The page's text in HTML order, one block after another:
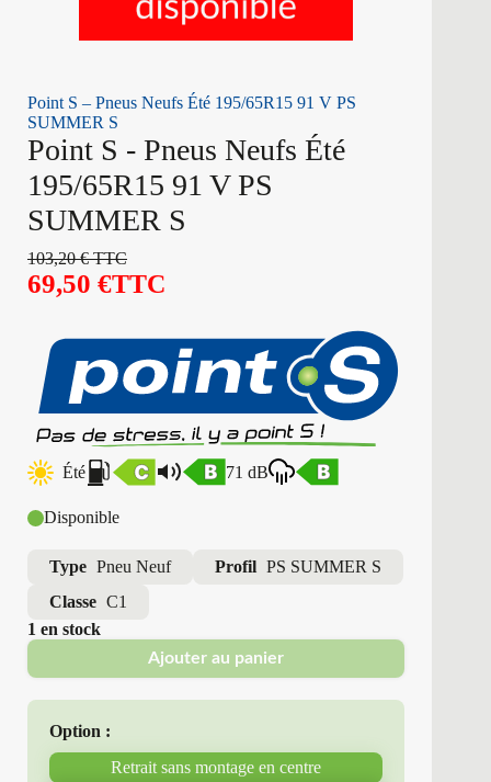
Point S – Pneus Neufs Été 195/65R15 91 V PS
SUMMER S
Point S - Pneus Neufs Été
195/65R15 91 V PS
SUMMER S
103,20€TTC
69,50 €TTC
Été 71 dB
Disponible
Type Pneu Neuf Profil PS SUMMER S
Classe C1
1 en stock
Ajouter au panier
Option :
Retrait sans montage en centre